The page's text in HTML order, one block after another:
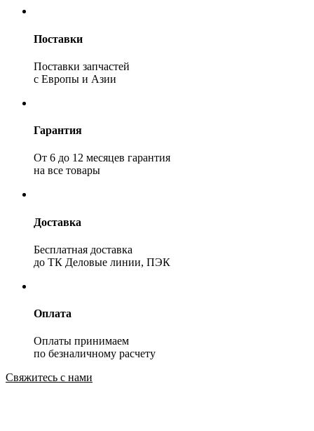
Поставки
Поставки запчастей
с Европы и Азии
Гарантия
От 6 до 12 месяцев гарантия
на все товары
Доставка
Бесплатная доставка
до ТК Деловые линии, ПЭК
Оплата
Оплаты принимаем
по безналичному расчету
Свяжитесь с нами